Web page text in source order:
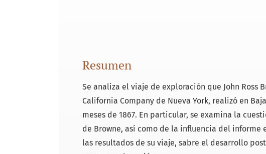
Resumen
Se analiza el viaje de exploración que John Ross
California Company de Nueva York, realizó en
meses de 1867. En particular, se examina la
de Browne, así como de la influencia del informe
las resultados de su viaje, sabre el desarrollo